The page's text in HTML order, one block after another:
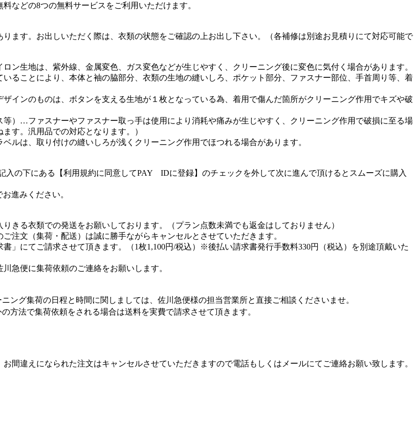
などの8つの無料サービスをご利用いただけます。
ます。お出しいただく際は、衣類の状態をご確認の上お出し下さい。（各補修は別途お見積りにて対応可能で
ン生地は、紫外線、金属変色、ガス変色などが生じやすく、クリーニング後に変色に気付く場合があります。
ることにより、本体と袖の脇部分、衣類の生地の縫いしろ、ポケット部分、ファスナー部位、手首周り等、着
インのものは、ボタンを支える生地が１枚となっている為、着用で傷んだ箇所がクリーニング作用でキズや破
）…ファスナーやファスナー取っ手は使用により消耗や痛みが生じやすく、クリーニング作用で破損に至る場
す。汎用品での対応となります。）
ルは、取り付けの縫いしろが浅くクリーニング作用でほつれる場合があります。
入の下にある【利用規約に同意してPAY IDに登録】のチェックを外して次に進んで頂けるとスムーズに購入
進みください。
きる衣類での発送をお願いしております。（プラン点数未満でも返金はしておりません）
注文（集荷・配送）は誠に勝手ながらキャンセルとさせていただきます。
」にてご請求させて頂きます。（1枚1,100円/税込）※後払い請求書発行手数料330円（税込）を別途頂戴いた
急便に集荷依頼のご連絡をお願いします。
グ集荷の日程と時間に関しましては、佐川急便様の担当営業所と直接ご相談くださいませ。
法で集荷依頼をされる場合は送料を実費で請求させて頂きます。
間違えになられた注文はキャンセルさせていただきますので電話もしくはメールにてご連絡お願い致します。